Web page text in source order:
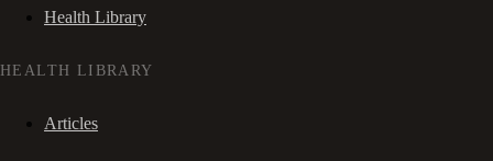
Health Library
HEALTH LIBRARY
Articles